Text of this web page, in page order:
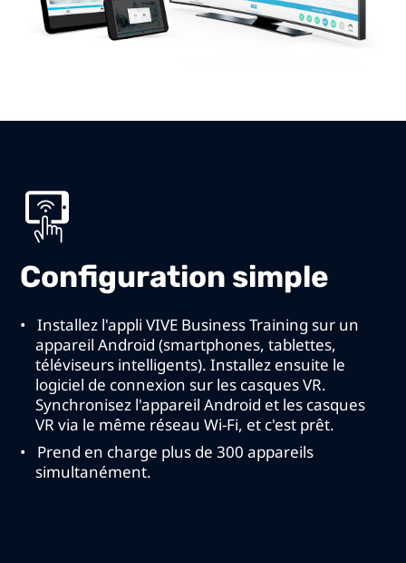
Configuration simple
Installez l'appli VIVE Business Training sur un
appareil Android (smartphones, tablettes,
téléviseurs intelligents). Installez ensuite le
logiciel de connexion sur les casques VR.
Synchronisez l'appareil Android et les casques
VR via le même réseau Wi-Fi, et c'est prêt.
Prend en charge plus de 300 appareils
simultanément.